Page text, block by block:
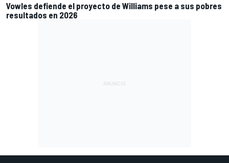
Vowles defiende el proyecto de Williams pese a sus pobres
resultados en 2026